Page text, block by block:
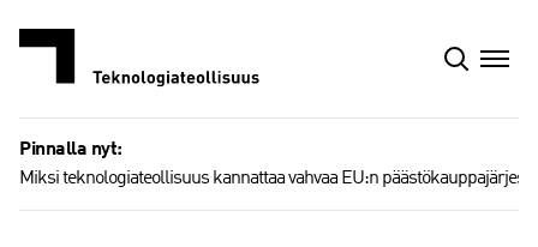
Pinnalla nyt:
Miksi teknologiateollisuus kannattaa vahvaa EU:n